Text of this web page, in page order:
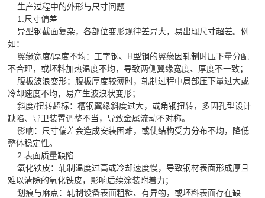
生产过程中的外形与尺寸问题
1.尺寸偏差
异型钢截面复杂，各部位变形规律差异大，易出现尺寸超差。例
如：
翼缘宽度/厚度不均：工字钢、H型钢的翼缘因轧制时压下量分配
不合理，或坯料加热温度不均，导致两侧翼缘宽度、厚度不一致；
腹板波浪变形：腹板厚度较薄时，轧制过程中局部压下量过大或
冷却速度不均，易产生波浪状变形；
斜度/扭转超标：槽钢翼缘斜度过大，或角钢扭转，多因孔型设计
缺陷、导卫装置调整不当，导致金属流动不对称。
影响：尺寸偏差会造成安装困难，或使结构受力分布不均，降低
整体稳定性。
2.表面质量缺陷
氧化铁皮：轧制温度过高或冷却速度慢，导致钢材表面形成厚且
难以清除的氧化铁皮，影响后续涂装附着力；
划痕与麻点：轧制设备表面粗糙、有异物，或坯料表面存在缺